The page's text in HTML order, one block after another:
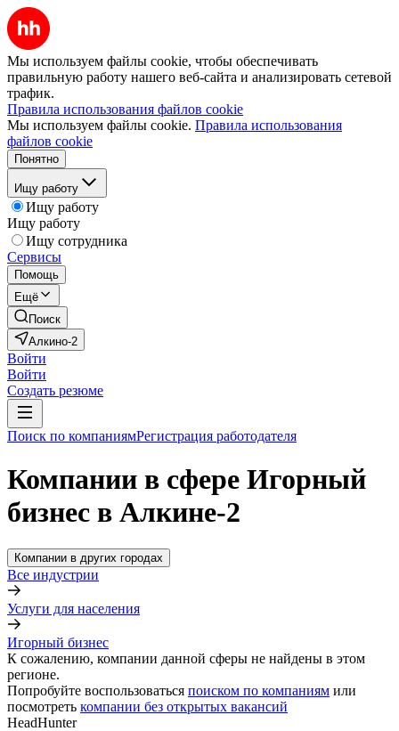
Мы используем файлы cookie, чтобы обеспечивать
правильную работу нашего веб-сайта и анализировать сетевой
трафик.
Правила использования файлов cookie
Мы используем файлы cookie. Правила использования
файлов cookie
Понятно
Ищу работу
Ищу работу
Ищу работу
Ищу сотрудника
Сервисы
Помощь
Ещё
Поиск
Алкино-2
Войти
Войти
Создать резюме
Поиск по компаниямРегистрация работодателя
Компании в сфере Игорный
бизнес в Алкине-2
Компании в других городах
Все индустрии
Услуги для населения
Игорный бизнес
К сожалению, компании данной сферы не найдены в этом
регионе.
Попробуйте воспользоваться поиском по компаниям или
посмотреть компании без открытых вакансий
HeadHunter